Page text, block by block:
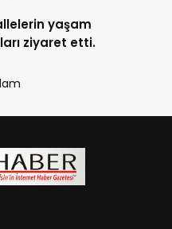
yaşam
ziyaret etti.